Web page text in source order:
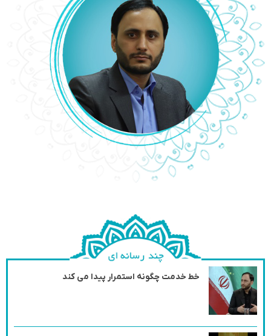
خط خدمت چگونه استمرار پیدا می کند